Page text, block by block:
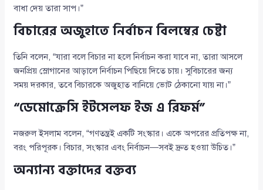
বাধা দেয় তারা সাপ।”
বিচারের অজুহাতে নির্বাচন বিলম্বের চেষ্টা
তিনি বলেন, “যারা বলে বিচার না হলে নির্বাচন করা যাবে না, তারা আসলে
জনপ্রিয় স্লোগানের আড়ালে নির্বাচন পিছিয়ে দিতে চায়। সুবিচারের জন্য
সময় দরকার, তবে বিচারকে অজুহাত বানিয়ে ভোট ঠেকানো যায় না।”
“ডেমোক্রেসি ইটসেলফ ইজ এ রিফর্ম”
নজরুল ইসলাম বলেন, “গণতন্ত্রই একটি সংস্কার। একে অপরের প্রতিপক্ষ না,
বরং পরিপূরক। বিচার, সংস্কার এবং নির্বাচন—সবই দ্রুত হওয়া উচিত।”
অন্যান্য বক্তাদের বক্তব্য